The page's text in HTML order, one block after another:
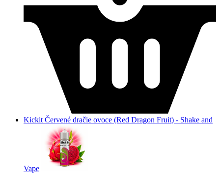
Kickit Červené dračie ovoce (Red Dragon Fruit) - Shake and
Vape